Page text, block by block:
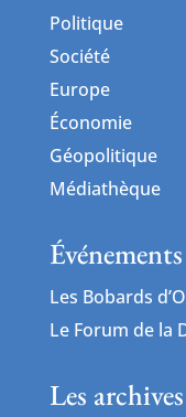
Politique
Société
Europe
Économie
Géopolitique
Médiathèque
Événements
Les Bobards
Le Forum de la
Les archives